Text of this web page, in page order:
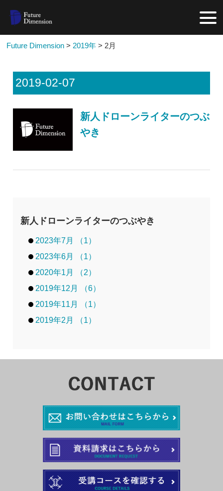
Future Dimension > 2019年 > 2月
2019-02-07
新人ドローンライターのつぶ
やき
新人ドローンライターのつぶやき
2023年7月 （1）
2023年6月 （1）
2020年1月 （2）
2019年12月 （6）
2019年11月 （1）
2019年2月 （1）